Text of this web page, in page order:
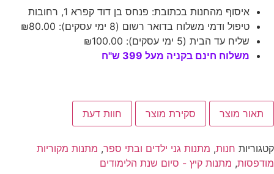
איסוף מהחנות בכתובת: פנחס בן דוד קפרא 1, רחובות
טיפול ודמי משלוח בדואר רשום (8 ימי עסקים):
₪80.00
שליח עד הבית (5 ימי עסקים):
₪100.00
משלוח חינם בקניה מעל 399 ש"ח
תאור מוצר סקירת מוצר חוות דעת
קטגוריות חנות, מתנות גני ילדים ובתי ספר, מתנות מקוריות
מודפסות, מתנות קיץ - סיום שנת הלימודים